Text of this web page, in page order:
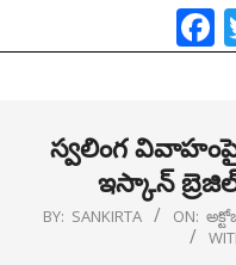
Navigation
స్వలింగ
ఇస్కాన్
BY: SANKIRTA ON: